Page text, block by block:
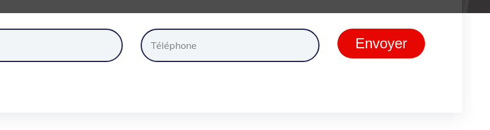
un devis gratuitement
Envoyer